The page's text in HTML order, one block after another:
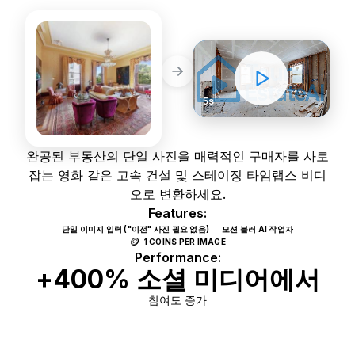
5s
완공된 부동산의 단일 사진을 매력적인 구매자를 사로
잡는 영화 같은 고속 건설 및 스테이징 타임랩스 비디
오로 변환하세요.
Features:
단일 이미지 입력 ("이전" 사진 필요 없음) 모션 블러 AI 작업자
🪙 1 COINS PER IMAGE
Performance:
+400% 소셜 미디어에서
참여도 증가